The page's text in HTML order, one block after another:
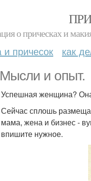
о прическах и
причесок как
Мысли и опыт.
Успешная женщина?
Сейчас сплошь
мама, жена и бизнес -
впишите нужное.